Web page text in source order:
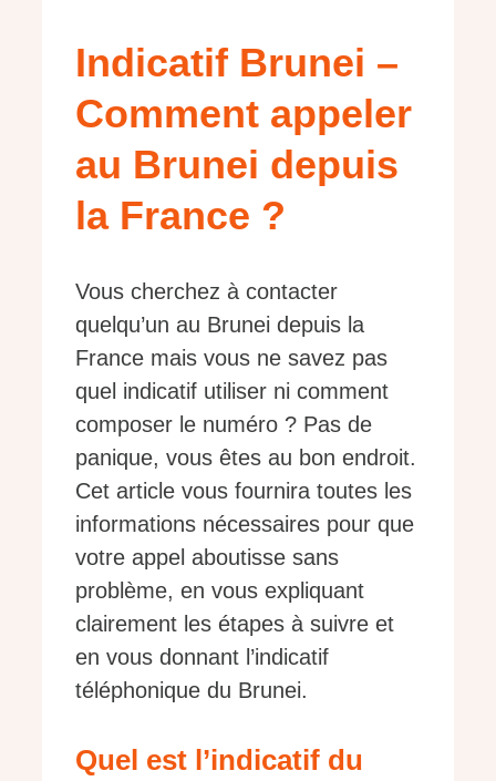
Indicatif Brunei –
Comment appeler
au Brunei depuis
la France ?
Vous cherchez à contacter
quelqu’un au Brunei depuis la
France mais vous ne savez pas
quel indicatif utiliser ni comment
composer le numéro ? Pas de
panique, vous êtes au bon endroit.
Cet article vous fournira toutes les
informations nécessaires pour que
votre appel aboutisse sans
problème, en vous expliquant
clairement les étapes à suivre et
en vous donnant l’indicatif
téléphonique du Brunei.
Quel est l’indicatif du